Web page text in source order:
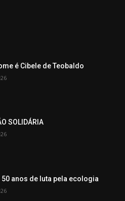
é Cibele de Teobaldo
SOLIDÁRIA
50 anos de luta pela ecologia